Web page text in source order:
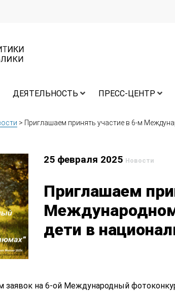
ДЕЯТЕЛЬНОСТЬ ПРЕСС-ЦЕНТР
> Приглашаем принять участие в 6-м
25 февраля 2025 Новости
Приглашаем
дети в
заявок на 6-ой Международный